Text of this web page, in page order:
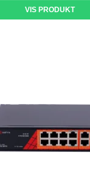
VIS PRODUKT